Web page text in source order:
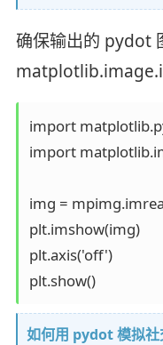
确保输出的 pydot
import
import
img =
plt.imshow(img)
plt.axis('off')
plt.show()
如何用 pydot 模拟社